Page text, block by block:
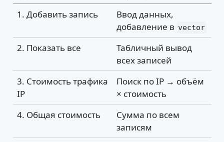
1. Добавить запись
Ввод данных,
добавление в vector
2. Показать все
Табличный вывод
всех записей
3. Стоимость трафика
IP
Поиск по IP → объём
× стоимость
4. Общая стоимость
Сумма по всем
записям